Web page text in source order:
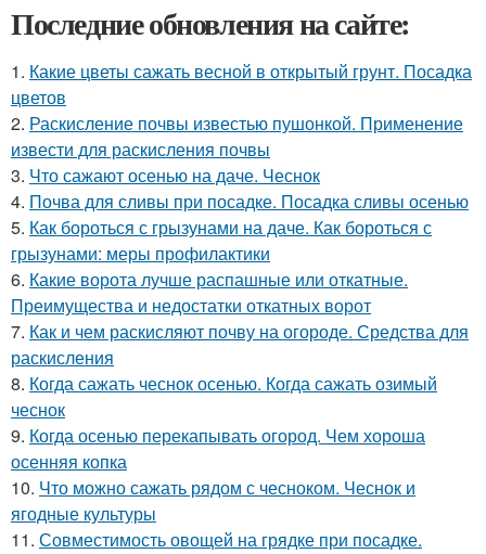
Последние обновления на сайте:
1. Какие цветы сажать весной в открытый грунт. Посадка
цветов
2. Раскисление почвы известью пушонкой. Применение
извести для раскисления почвы
3. Что сажают осенью на даче. Чеснок
4. Почва для сливы при посадке. Посадка сливы осенью
5. Как бороться с грызунами на даче. Как бороться с
грызунами: меры профилактики
6. Какие ворота лучше распашные или откатные.
Преимущества и недостатки откатных ворот
7. Как и чем раскисляют почву на огороде. Средства для
раскисления
8. Когда сажать чеснок осенью. Когда сажать озимый
чеснок
9. Когда осенью перекапывать огород. Чем хороша
осенняя копка
10. Что можно сажать рядом с чесноком. Чеснок и
ягодные культуры
11. Совместимость овощей на грядке при посадке.